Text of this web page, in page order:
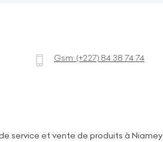
Gsm: (+227) 84 38 74 74
service et vente de produits à Niamey